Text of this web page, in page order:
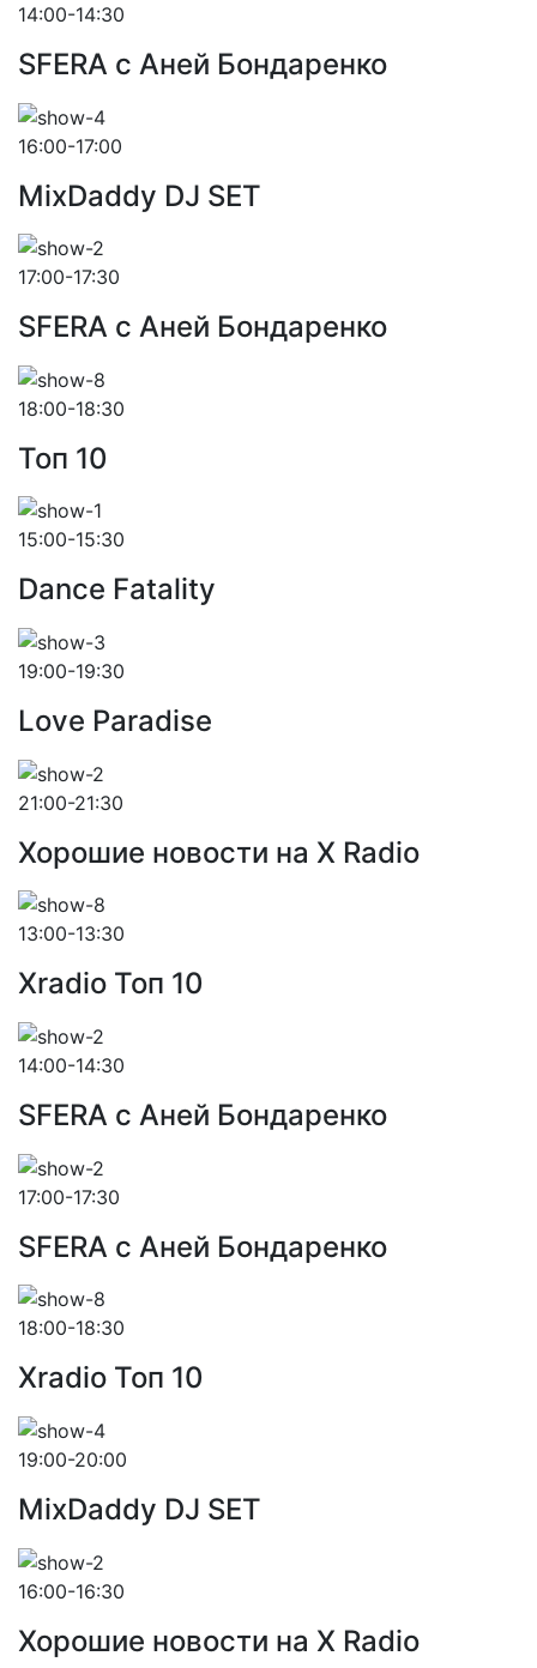
14:00-14:30
SFERA с Аней Бондаренко
16:00-17:00
MixDaddy DJ SET
17:00-17:30
SFERA с Аней Бондаренко
18:00-18:30
Toп 10
15:00-15:30
Dance Fatality
19:00-19:30
Love Paradise
21:00-21:30
Хорошие новости на X Radio
13:00-13:30
Xradio Топ 10
14:00-14:30
SFERA с Аней Бондаренко
17:00-17:30
SFERA с Аней Бондаренко
18:00-18:30
Xradio Топ 10
19:00-20:00
MixDaddy DJ SET
16:00-16:30
Хорошие новости на X Radio